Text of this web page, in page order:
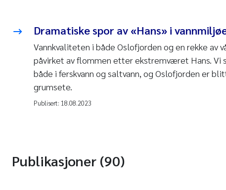
Dramatiske spor av «Hans» i
Vannkvaliteten i både Oslofjorden og en rekke av
påvirket av flommen etter ekstremværet Hans. Vi
både i ferskvann og saltvann, og Oslofjorden er
grumsete.
Publisert: 18.08.2023
Publikasjoner (90)